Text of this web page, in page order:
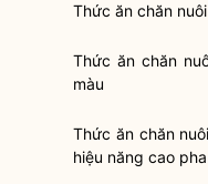
Thức ăn chăn
Thức ăn chăn
màu
Thức ăn chăn
hiệu năng cao